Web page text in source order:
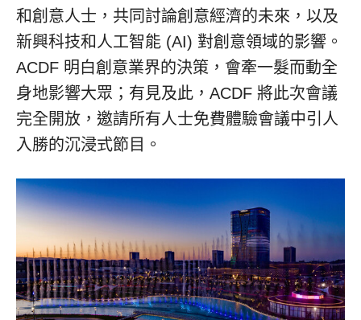
和創意人士，共同討論創意經濟的未來，以及
新興科技和人工智能 (AI) 對創意領域的影響。
ACDF 明白創意業界的決策，會牽一髮而動全
身地影響大眾；有見及此，ACDF 將此次會議
完全開放，邀請所有人士免費體驗會議中引人
入勝的沉浸式節目。